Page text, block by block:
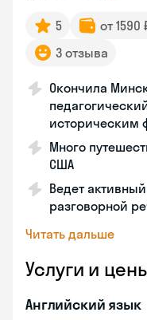
5 от 1590
3 отзыва
Окончила
историческим
Много
США
Ведет
разговорной
Читать дальше
Услуги и
Английский язык